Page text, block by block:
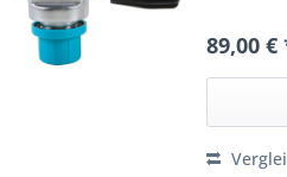
einem
Optimal
89,00 €